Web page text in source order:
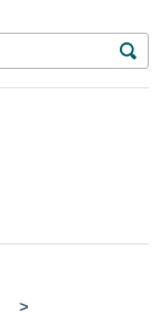
2025
>